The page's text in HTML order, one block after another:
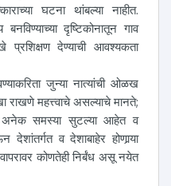
घटना थांबल्या नाहीत.
दृष्टिकोनातून गाव
प्रशिक्षण देण्याची आवश्यकता
जुन्या नात्यांची ओळख
राखणे महत्त्वाचे असल्याचे मानते;
अनेक समस्या सुटल्या आहेत व
व देशाबाहेर होणार्‍या
कोणतेही निर्बंध असू नयेत